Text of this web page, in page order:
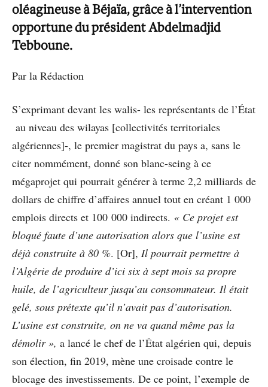
oléagineuse à Béjaïa, grâce à l’intervention
opportune du président Abdelmadjid
Tebboune.
Par la Rédaction
S’exprimant devant les walis- les représentants de l’État
au niveau des wilayas [collectivités territoriales
algériennes]-, le premier magistrat du pays a, sans le
citer nommément, donné son blanc-seing à ce
mégaprojet qui pourrait générer à terme 2,2 milliards de
dollars de chiffre d’affaires annuel tout en créant 1 000
emplois directs et 100 000 indirects. « Ce projet est
bloqué faute d’une autorisation alors que l’usine est
déjà construite à 80 %. [Or], Il pourrait permettre à
l’Algérie de produire d’ici six à sept mois sa propre
huile, de l’agriculteur jusqu’au consommateur. Il était
gelé, sous prétexte qu’il n’avait pas d’autorisation.
L’usine est construite, on ne va quand même pas la
démolir », a lancé le chef de l’État algérien qui, depuis
son élection, fin 2019, mène une croisade contre le
blocage des investissements. De ce point, l’exemple de